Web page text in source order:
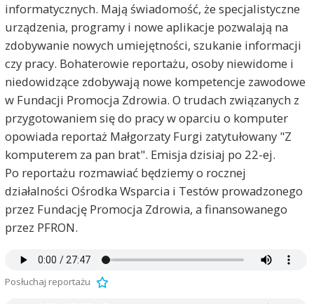
informatycznych. Mają świadomość, że specjalistyczne
urządzenia, programy i nowe aplikacje pozwalają na
zdobywanie nowych umiejętności, szukanie informacji
czy pracy. Bohaterowie reportażu, osoby niewidome i
niedowidzące zdobywają nowe kompetencje zawodowe
w Fundacji Promocja Zdrowia. O trudach związanych z
przygotowaniem się do pracy w oparciu o komputer
opowiada reportaż Małgorzaty Furgi zatytułowany "Z
komputerem za pan brat". Emisja dzisiaj po 22-ej.
Po reportażu rozmawiać będziemy o rocznej
działalności Ośrodka Wsparcia i Testów prowadzonego
przez Fundację Promocja Zdrowia, a finansowanego
przez PFRON.
Posłuchaj reportażu